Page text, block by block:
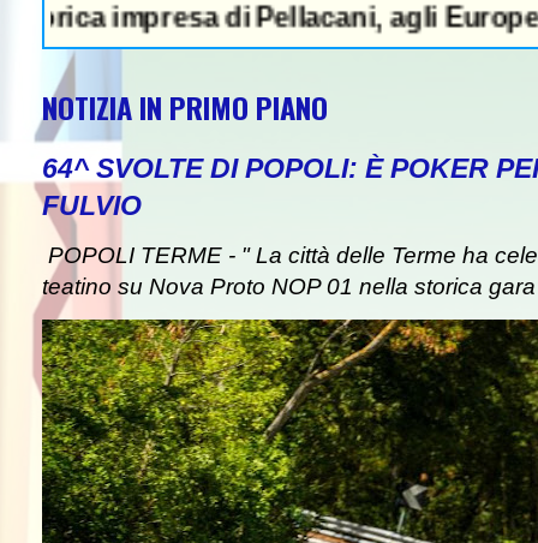
di Pellacani, agli Europei il
NOTIZIA IN PRIMO PIANO
64^ SVOLTE DI POPOLI: È POKER
FULVIO
POPOLI TERME - " La città delle Terme ha
teatino su Nova Proto NOP 01 nella storica gara